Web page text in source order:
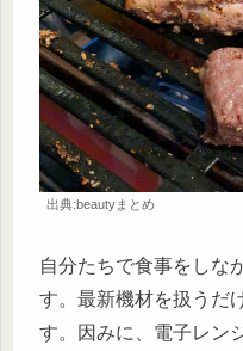
出典:beautyまとめ
自分たちで食事をしな
す。最新機材を扱うだ
す。因みに、電子レン